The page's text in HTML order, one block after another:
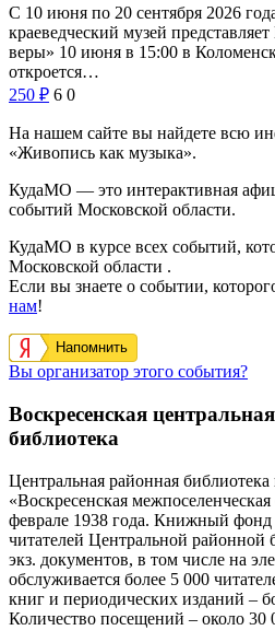
С 10 июня по 20 сентября 2026
краеведческий музей
веры» 10 июня в 15:00 в
откроется…
250 ₽ 6 0
На нашем сайте вы найдете всю
«Живопись как музыка».
КудаМО — это интерактивная
событий Московской области.
КудаМО в курсе всех событий,
Московской области .
Если вы знаете о событии,
нам!
Напомнить
Вы организатор этого события?
Воскресенская
библиотека
Центральная районная
«Воскресенская
феврале 1938 года. Книжный
читателей Центральной районной
экз. документов, в том числе на
обслуживается более 5 000
книг и периодических изданий –
Количество посещений – около 30